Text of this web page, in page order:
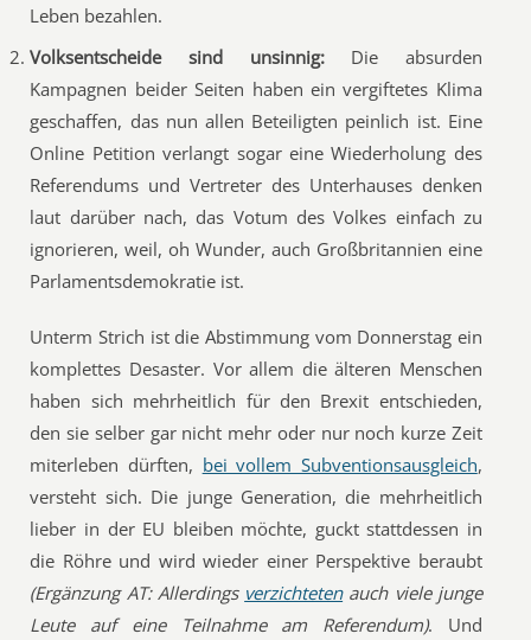
Leben bezahlen.
Volksentscheide sind unsinnig:Die absurden
Kampagnen beider Seiten haben ein vergiftetes Klima
geschaffen, das nun allen Beteiligten peinlich ist. Eine
Online Petition verlangt sogar eine Wiederholung des
Referendums und Vertreter des Unterhauses denken
laut darüber nach, das Votum des Volkes einfach zu
ignorieren, weil, oh Wunder, auch Großbritannien eine
Parlamentsdemokratie ist.
Unterm Strich ist die Abstimmung vom Donnerstag ein
komplettes Desaster. Vor allem die älteren Menschen
haben sich mehrheitlich für den Brexit entschieden,
den sie selber gar nicht mehr oder nur noch kurze Zeit
miterleben dürften, bei vollem Subventionsausgleich,
versteht sich. Die junge Generation, die mehrheitlich
lieber in der EU bleiben möchte, guckt stattdessen in
die Röhre und wird wieder einer Perspektive beraubt
(Ergänzung AT: Allerdings verzichtetenauch viele junge
Leute auf eine Teilnahme am Referendum). Und